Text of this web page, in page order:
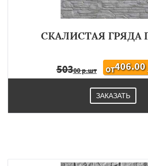
СКАЛИСТАЯ ГРЯДА
50300 р.шт ОТ406.00
ЗАКАЗАТЬ